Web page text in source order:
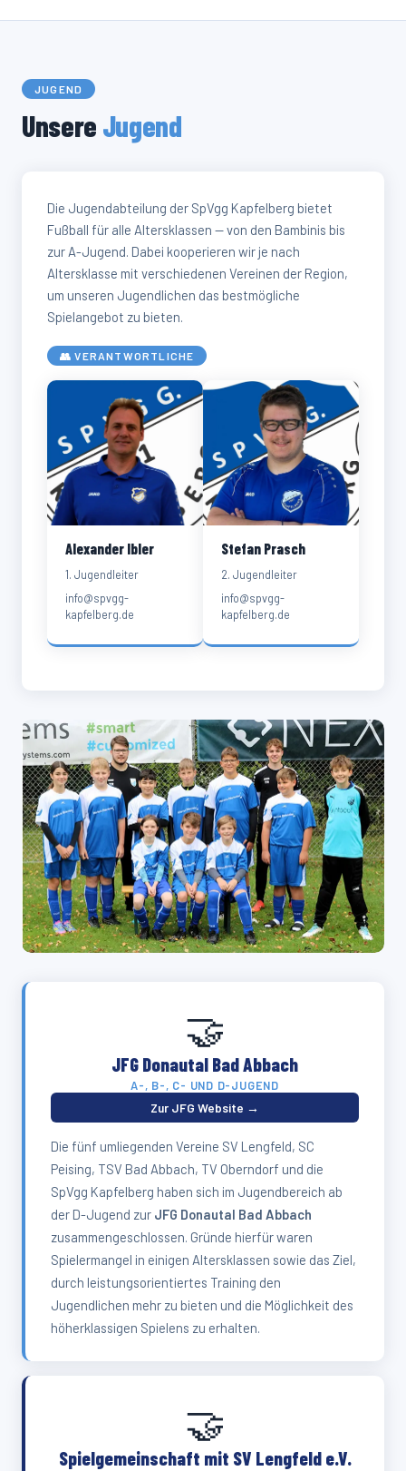
JUGEND
Unsere Jugend
Die Jugendabteilung der SpVgg Kapfelberg bietet
Fußball für alle Altersklassen — von den Bambinis bis
zur A-Jugend. Dabei kooperieren wir je nach
Altersklasse mit verschiedenen Vereinen der Region,
um unseren Jugendlichen das bestmögliche
Spielangebot zu bieten.
👥 VERANTWORTLICHE
Alexander Ibler
1. Jugendleiter
info@spvgg-
kapfelberg.de
Stefan Prasch
2. Jugendleiter
info@spvgg-
kapfelberg.de
🤝
JFG Donautal Bad Abbach
A-, B-, C- UND D-JUGEND
Zur JFG Website →
Die fünf umliegenden Vereine SV Lengfeld, SC
Peising, TSV Bad Abbach, TV Oberndorf und die
SpVgg Kapfelberg haben sich im Jugendbereich ab
der D-Jugend zur JFG Donautal Bad Abbach
zusammengeschlossen. Gründe hierfür waren
Spielermangel in einigen Altersklassen sowie das Ziel,
durch leistungsorientiertes Training den
Jugendlichen mehr zu bieten und die Möglichkeit des
höherklassigen Spielens zu erhalten.
🤝
Spielgemeinschaft mit SV Lengfeld e.V.